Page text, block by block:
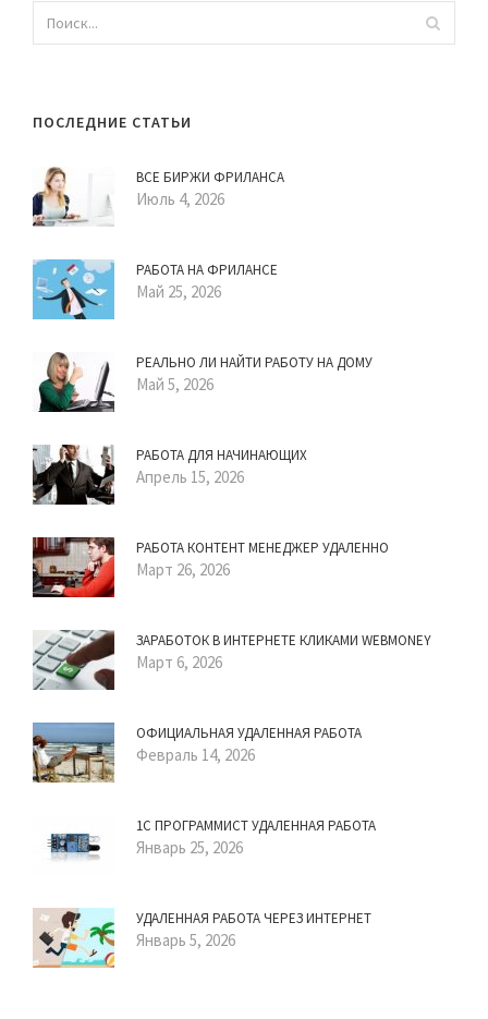
ПОСЛЕДНИЕ СТАТЬИ
ВСЕ БИРЖИ ФРИЛАНСА
Июль 4, 2026
РАБОТА НА ФРИЛАНСЕ
Май 25, 2026
РЕАЛЬНО ЛИ НАЙТИ РАБОТУ НА ДОМУ
Май 5, 2026
РАБОТА ДЛЯ НАЧИНАЮЩИХ
Апрель 15, 2026
РАБОТА КОНТЕНТ МЕНЕДЖЕР УДАЛЕННО
Март 26, 2026
ЗАРАБОТОК В ИНТЕРНЕТЕ КЛИКАМИ WEBMONEY
Март 6, 2026
ОФИЦИАЛЬНАЯ УДАЛЕННАЯ РАБОТА
Февраль 14, 2026
1С ПРОГРАММИСТ УДАЛЕННАЯ РАБОТА
Январь 25, 2026
УДАЛЕННАЯ РАБОТА ЧЕРЕЗ ИНТЕРНЕТ
Январь 5, 2026